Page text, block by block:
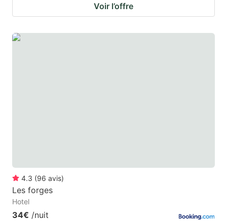
Voir l’offre
4.3 (96 avis)
Les forges
Hotel
34€ /nuit